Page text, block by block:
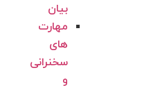
بیان
مهارت
های
سخنرانی